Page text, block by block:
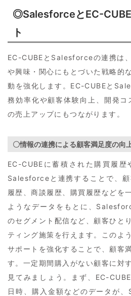
◎SalesforceとEC-CUBE
ト
EC-CUBEとSalesforceの連携は
や興味・関心にもとづいた戦略的
動を強化します。EC-CUBEと
務効率化や顧客体験向上、開発コ
の売上アップにもつながります。
〇情報の連携による顧客満足度の向
EC-CUBEに蓄積された購買履歴
Salesforceと連携することで、
履歴、商談履歴、購買履歴などを
ようなデータをもとに、
のセグメント配信など、顧客ひと
ティング施策を行えます。このよ
サポートを強化することで、顧客
す。一定期間購入がない顧客に対
見てみましょう。まず、EC-
日時、購入金額などのデータが